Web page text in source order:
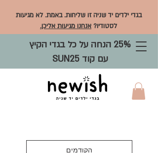
בגדי ילדים יד שניה זו שליחות. באמת. לא מגיעות
לסטודיו? אנחנו מגיעות אליכן.
25% הנחה על כל בגדי הקיץ
עם קוד SUN25
הקודמים